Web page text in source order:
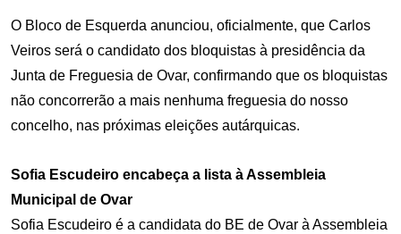
O Bloco de Esquerda anunciou, oficialmente, que Carlos
Veiros será o candidato dos bloquistas à presidência da
Junta de Freguesia de Ovar, confirmando que os bloquistas
não concorrerão a mais nenhuma freguesia do nosso
concelho, nas próximas eleições autárquicas.
Sofia Escudeiro encabeça a lista à Assembleia
Municipal de Ovar
Sofia Escudeiro é a candidata do BE de Ovar à Assembleia